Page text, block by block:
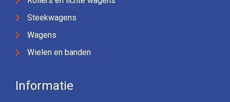
Steekwagens
Wagens
Wielen en banden
Informatie